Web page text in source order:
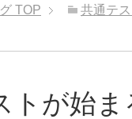
TOP 共通テス
トが始